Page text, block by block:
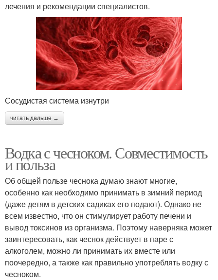
лечения и рекомендации специалистов.
Сосудистая система изнутри
читать дальше →
Водка с чесноком. Совместимость
и польза
Об общей пользе чеснока думаю знают многие,
особенно как необходимо принимать в зимний период
(даже детям в детских садиках его подают). Однако не
всем известно, что он стимулирует работу печени и
вывод токсинов из организма. Поэтому наверняка может
заинтересовать, как чеснок действует в паре с
алкоголем, можно ли принимать их вместе или
поочередно, а также как правильно употреблять водку с
чесноком.